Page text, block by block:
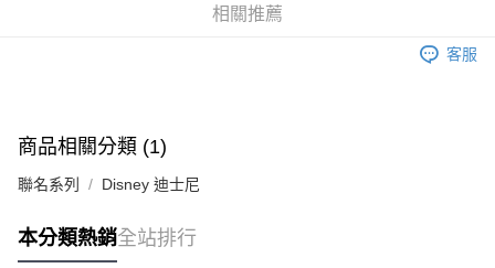
宅配(外島)
每筆NT$120，滿NT$5,000(含以上)免運費
相關推薦
客服
商品相關分類 (1)
聯名系列 Disney 迪士尼
本分類熱銷全站排行